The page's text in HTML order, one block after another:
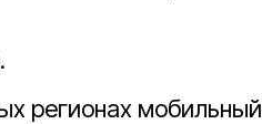
регионах мобильный